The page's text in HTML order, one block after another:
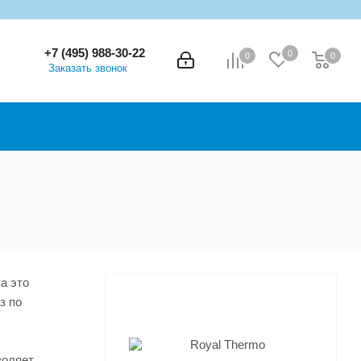
0 0 0
0
+7 (495) 988-30-22
Заказать звонок
это
по